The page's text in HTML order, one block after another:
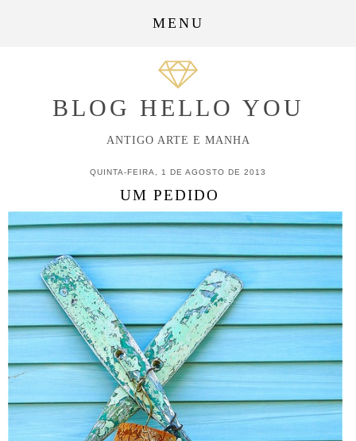
MENU
BLOG HELLO YOU
ANTIGO ARTE E MANHA
QUINTA-FEIRA, 1 DE AGOSTO DE 2013
UM PEDIDO